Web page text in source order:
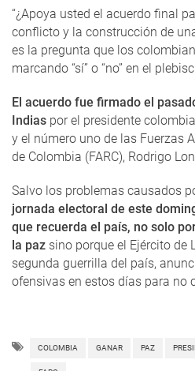
“¿Apoya usted el acuerdo final
conflicto y la construcción de
es la pregunta que los
marcando “sí” o “no” en el
El acuerdo fue firmado el
Indias por el presidente
y el número uno de las Fuerzas
de Colombia (FARC), Rodrigo
Salvo los problemas causados
jornada electoral de este
que recuerda el país, no solo
la paz sino porque el Ejército de
segunda guerrilla del país,
ofensivas en estos días para no
COLOMBIA GANAR PAZ